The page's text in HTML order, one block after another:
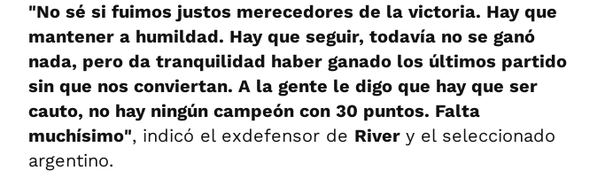
"No sé si fuimos justos merecedores de la victoria. Hay que
mantener a humildad. Hay que seguir, todavía no se ganó
nada, pero da tranquilidad haber ganado los últimos partido
sin que nos conviertan. A la gente le digo que hay que ser
cauto, no hay ningún campeón con 30 puntos. Falta
muchísimo", indicó el exdefensor de River y el seleccionado
argentino.